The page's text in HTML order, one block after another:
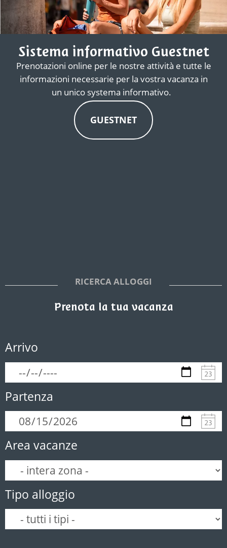
Sistema informativo Guestnet
Prenotazioni online per le nostre attività e tutte le
informazioni necessarie per la vostra vacanza in
un unico systema informativo.
GUESTNET
RICERCA ALLOGGI
Prenota la tua vacanza
Arrivo
Partenza
Area vacanze
Tipo alloggio